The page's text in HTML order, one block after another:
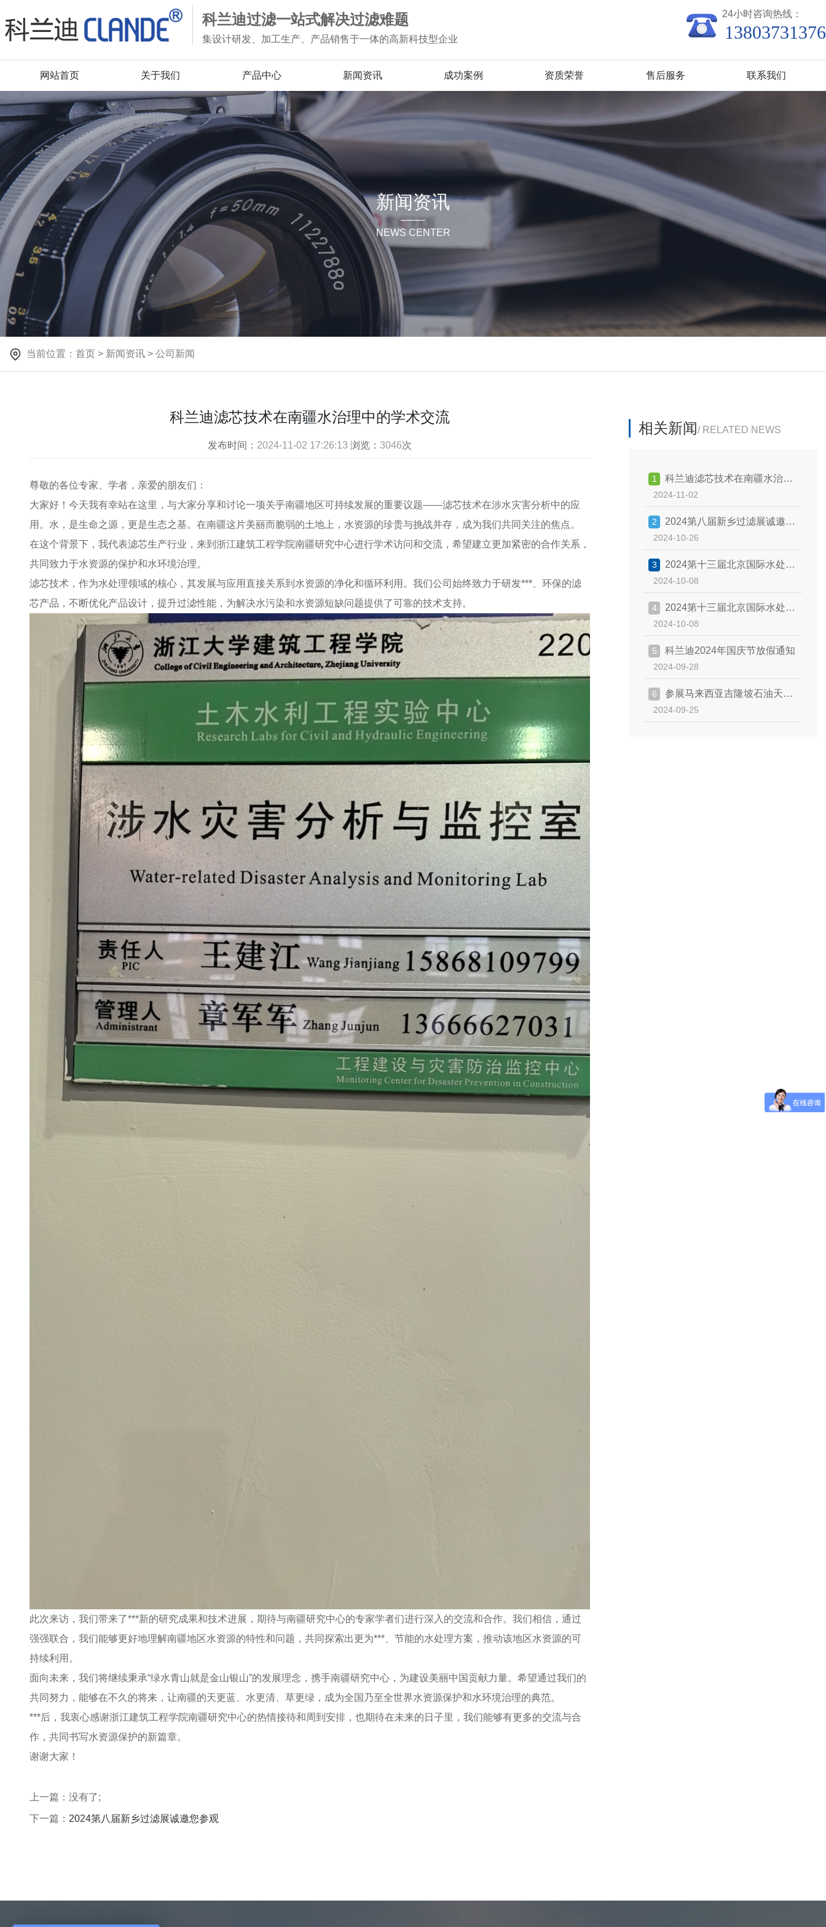
科兰迪过滤一站式解决过滤难题
集设计研发、加工生产、产品销售于一体的高新科技型企业
24小时咨询热线：
13803731376
网站首页 关于我们 产品中心 新闻资讯 成功案例 资质荣誉 售后服务 联系我们
新闻资讯
NEWS CENTER
当前位置： 首页 > 新闻资讯 > 公司新闻
科兰迪滤芯技术在南疆水治理中的学术交流
发布时间： 2024-11-02 17:26:13 浏览： 3046次
尊敬的各位专家、学者，亲爱的朋友们：
大家好！今天我有幸站在这里，与大家分享和讨论一项关乎南疆地区可持续发展的重要议题——滤芯技术在涉水灾害分析中的应
用。水，是生命之源，更是生态之基。在南疆这片美丽而脆弱的土地上，水资源的珍贵与挑战并存，成为我们共同关注的焦点。
在这个背景下，我代表滤芯生产行业，来到浙江建筑工程学院南疆研究中心进行学术访问和交流，希望建立更加紧密的合作关系，
共同致力于水资源的保护和水环境治理。
滤芯技术，作为水处理领域的核心，其发展与应用直接关系到水资源的净化和循环利用。我们公司始终致力于研发***、环保的滤
芯产品，不断优化产品设计，提升过滤性能，为解决水污染和水资源短缺问题提供了可靠的技术支持。
此次来访，我们带来了***新的研究成果和技术进展，期待与南疆研究中心的专家学者们进行深入的交流和合作。我们相信，通过
强强联合，我们能够更好地理解南疆地区水资源的特性和问题，共同探索出更为***、节能的水处理方案，推动该地区水资源的可
持续利用。
面向未来，我们将继续秉承“绿水青山就是金山银山”的发展理念，携手南疆研究中心，为建设美丽中国贡献力量。希望通过我们的
共同努力，能够在不久的将来，让南疆的天更蓝、水更清、草更绿，成为全国乃至全世界水资源保护和水环境治理的典范。
***后，我衷心感谢浙江建筑工程学院南疆研究中心的热情接待和周到安排，也期待在未来的日子里，我们能够有更多的交流与合
作，共同书写水资源保护的新篇章。
谢谢大家！
上一篇：没有了;
下一篇： 2024第八届新乡过滤展诚邀您参观
相关新闻/ RELATED NEWS
1
科兰迪滤芯技术在南疆水治理
中的学术交流
2024-11-02
2
2024第八届新乡过滤展诚邀您
参观
2024-10-26
3
2024第十三届北京国际水处理
展览会
2024-10-08
4
2024第十三届北京国际水处理
展览会
2024-10-08
5 科兰迪2024年国庆节放假通知
2024-09-28
6
参展马来西亚吉隆坡石油天然
气展览会
2024-09-25